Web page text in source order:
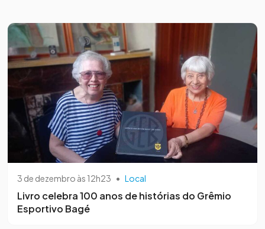
3 de dezembro às 12h23 • Local
Livro celebra 100 anos de histórias do Grêmio
Esportivo Bagé